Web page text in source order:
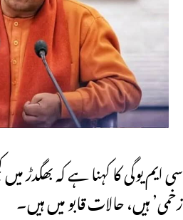
سی ایم یوگی کا کہنا ہے کہ بھگدڑ
زخمی’ ہیں، حالات قابو میں ہیں۔